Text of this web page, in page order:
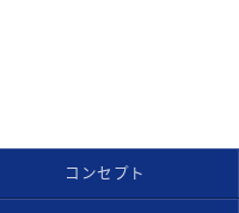
コンセプト